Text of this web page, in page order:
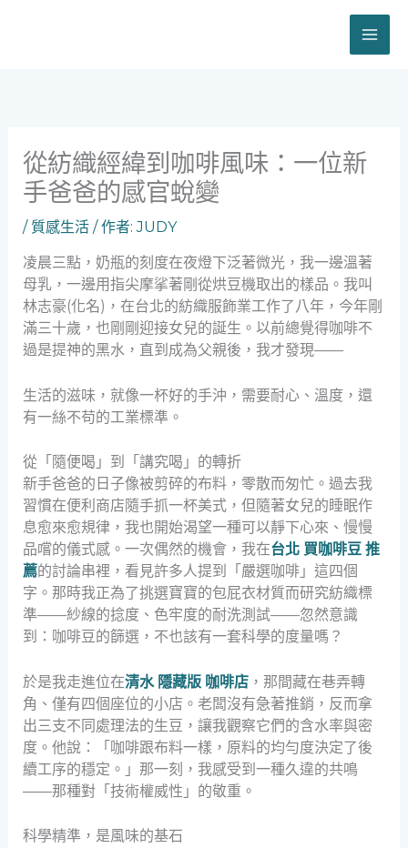
從紡織經緯到咖啡風味：一位新
手爸爸的感官蛻變
/ 質感生活/ 作者:JUDY
凌晨三點，奶瓶的刻度在夜燈下泛著微光，我一邊溫著
母乳，一邊用指尖摩挲著剛從烘豆機取出的樣品。我叫
林志豪(化名)，在台北的紡織服飾業工作了八年，今年剛
滿三十歲，也剛剛迎接女兒的誕生。以前總覺得咖啡不
過是提神的黑水，直到成為父親後，我才發現——
生活的滋味，就像一杯好的手沖，需要耐心、溫度，還
有一絲不苟的工業標準。
從「隨便喝」到「講究喝」的轉折
新手爸爸的日子像被剪碎的布料，零散而匆忙。過去我
習慣在便利商店隨手抓一杯美式，但隨著女兒的睡眠作
息愈來愈規律，我也開始渴望一種可以靜下心來、慢慢
品嚐的儀式感。一次偶然的機會，我在台北 買咖啡豆 推
薦的討論串裡，看見許多人提到「嚴選咖啡」這四個
字。那時我正為了挑選寶寶的包屁衣材質而研究紡織標
準——紗線的捻度、色牢度的耐洗測試——忽然意識
到：咖啡豆的篩選，不也該有一套科學的度量嗎？
於是我走進位在清水 隱藏版 咖啡店，那間藏在巷弄轉
角、僅有四個座位的小店。老闆沒有急著推銷，反而拿
出三支不同處理法的生豆，讓我觀察它們的含水率與密
度。他說：「咖啡跟布料一樣，原料的均勻度決定了後
續工序的穩定。」那一刻，我感受到一種久違的共鳴
——那種對「技術權威性」的敬重。
科學精準，是風味的基石